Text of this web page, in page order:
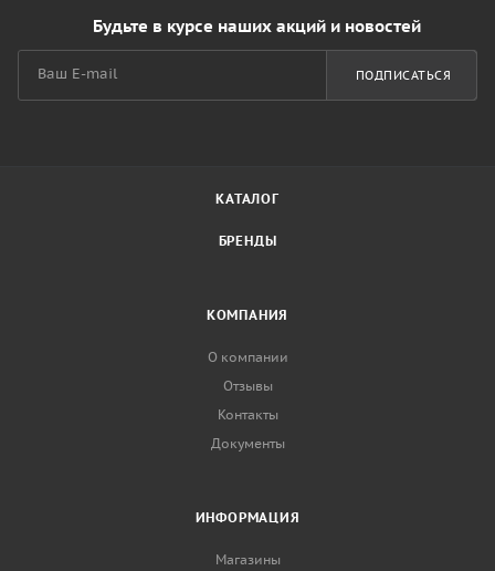
Будьте в курсе наших акций и новостей
ПОДПИСАТЬСЯ
КАТАЛОГ
БРЕНДЫ
КОМПАНИЯ
О компании
Отзывы
Контакты
Документы
ИНФОРМАЦИЯ
Магазины